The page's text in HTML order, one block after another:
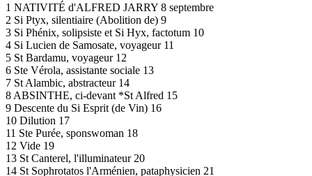
1 NATIVITÉ d'ALFRED JARRY 8 septembre
2 Si Ptyx, silentiaire (Abolition de) 9
3 Si Phénix, solipsiste et Si Hyx, factotum 10
4 Si Lucien de Samosate, voyageur 11
5 St Bardamu, voyageur 12
6 Ste Vérola, assistante sociale 13
7 St Alambic, abstracteur 14
8 ABSINTHE, ci-devant *St Alfred 15
9 Descente du Si Esprit (de Vin) 16
10 Dilution 17
11 Ste Purée, sponswoman 18
12 Vide 19
13 St Canterel, l'illuminateur 20
14 St Sophrotatos l'Arménien, pataphysicien 21